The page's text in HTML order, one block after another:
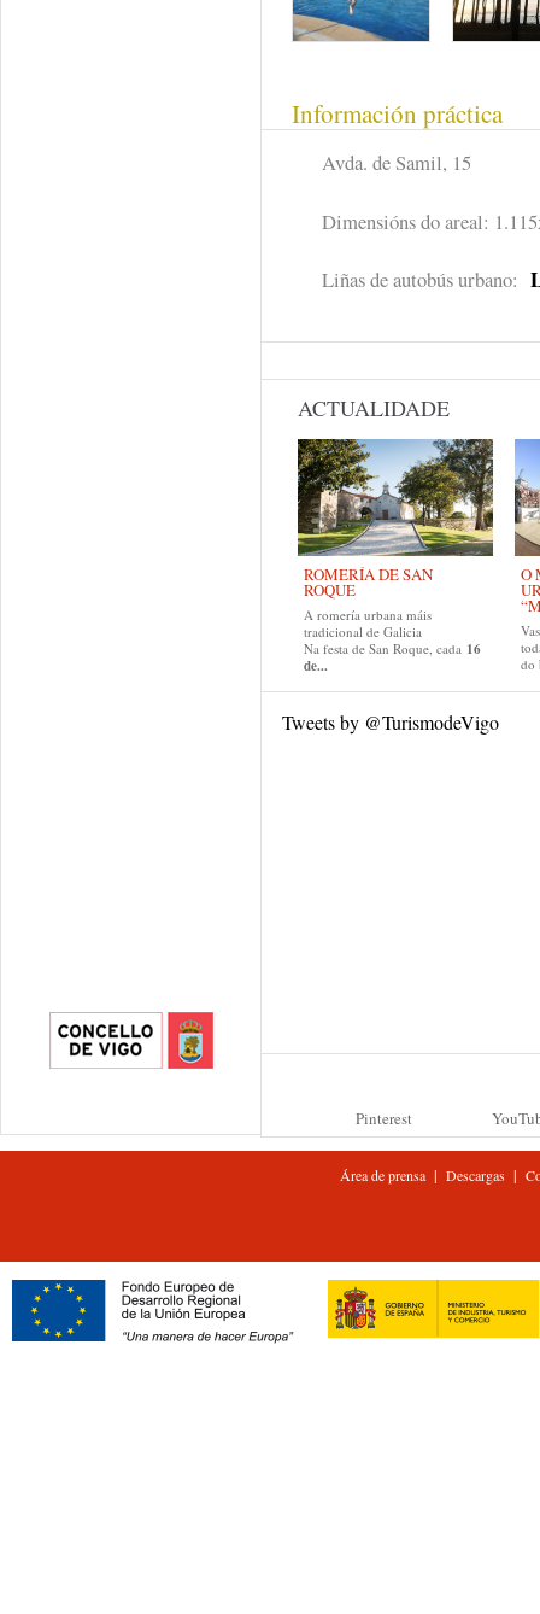
Información práctica
Avda. de Samil, 15
Dimensións do areal:
Liñas de autobús urbano:
ACTUALIDADE
ROMERÍA DE SAN
ROQUE
A romería urbana máis
tradicional de Galicia
Na festa de San Roque, cada 16
de...
O
do
Tweets by @TurismodeVigo
Pinterest
Área de prensa| Descargas|